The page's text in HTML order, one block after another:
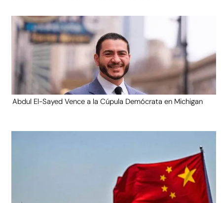
Abdul El-Sayed Vence a la Cúpula Demócrata en Michigan